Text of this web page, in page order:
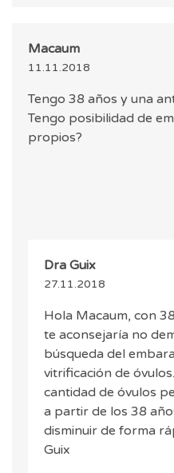
Macaum
11.11.2018
Tengo 38 años y una
Tengo posibilidad de
propios?
Dra Guix
27.11.2018
Hola Macaum, con
te aconsejaría no
búsqueda del
vitrificación de
cantidad de óvulos
a partir de los 38
disminuir de forma
Guix